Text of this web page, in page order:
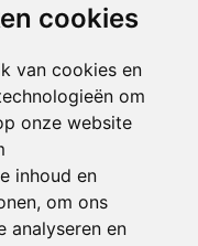
cookies
van cookies en
om
onze website
inhoud en
om ons
analyseren en